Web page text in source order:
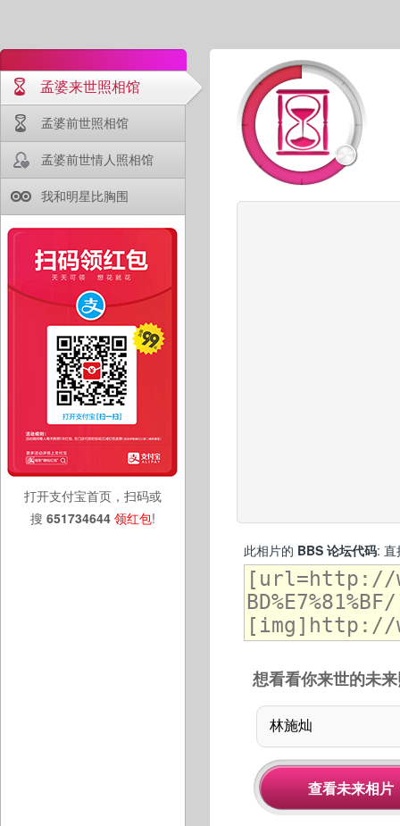
孟婆来世照相馆
孟婆前世照相馆
孟婆前世情人照相馆
我和明星比胸围
打开支付宝首页，扫码或
搜 651734644 领红包!
此相片的 BBS 论坛代码: 直
想看看你来世的未